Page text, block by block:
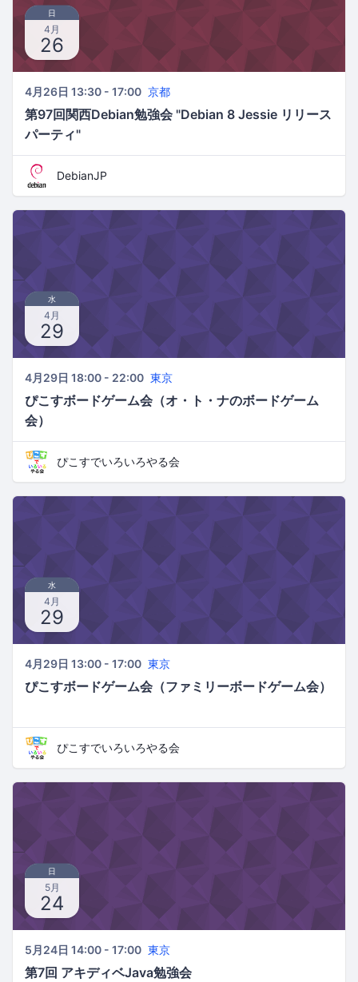
日
4月
26
4月26日 13:30 - 17:00 京都
第97回関西Debian勉強会 "Debian 8 Jessie リリース
パーティ"
DebianJP
水
4月
29
4月29日 18:00 - 22:00 東京
ぴこすボードゲーム会（オ・ト・ナのボードゲーム
会）
ぴこすでいろいろやる会
水
4月
29
4月29日 13:00 - 17:00 東京
ぴこすボードゲーム会（ファミリーボードゲーム会）
ぴこすでいろいろやる会
日
5月
24
5月24日 14:00 - 17:00 東京
第7回 アキディベJava勉強会